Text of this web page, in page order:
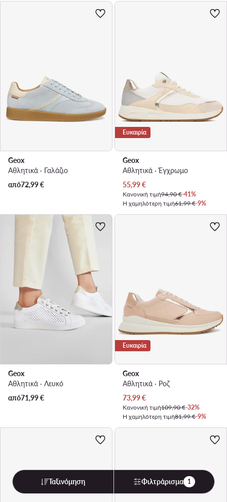
Geox
Αθλητικά · Γαλάζιο
από72,99€
Ευκαιρία
Geox
Αθλητικά · Έγχρωμο
Τρέχουσα τιμή
55,99€
Κανονική τιμή94,90 €-41%
Η χαμηλότερη τιμή61,99 €-9%
Geox
Αθλητικά · Λευκό
από71,99€
Ευκαιρία
Geox
Αθλητικά · Ροζ
Τρέχουσα τιμή
73,99€
Κανονική τιμή109,90 €-32%
Η χαμηλότερη τιμή81,99 €-9%
Ταξινόμηση Φιλτράρισμα 1